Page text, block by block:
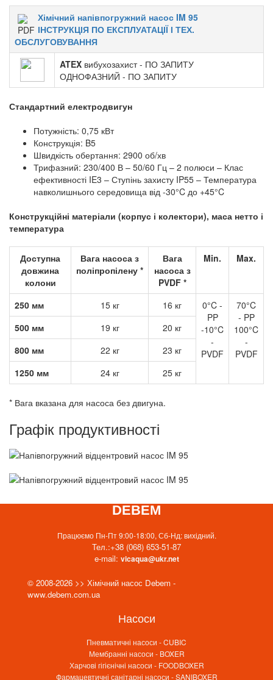
Хімічний напівпогружний насос IM 95
ІНСТРУКЦІЯ ПО ЕКСПЛУАТАЦІЇ І ТЕХ.
ОБСЛУГОВУВАННЯ
ATEX вибухозахист - ПО ЗАПИТУ
ОДНОФАЗНИЙ - ПО ЗАПИТУ
Стандартний електродвигун
Потужність: 0,75 кВт
Конструкція: B5
Швидкість обертання: 2900 об/хв
Трифазний: 230/400 В – 50/60 Гц – 2 полюси – Клас
ефективності IE3 – Ступінь захисту IP55 – Температура
навколишнього середовища від -30°C до +45°C
Конструкційні матеріали (корпус і колектори), маса нетто і
температура
Доступна
довжина
колони
Вага насоса з
поліпропілену *
Вага
насоса з
PVDF *
Min. Max.
250 мм 15 кг 16 кг
0°C -
PP
-10°C
-
PVDF
70°C
- PP
100°C
-
PVDF
500 мм 19 кг
20 кг
800 мм
22 кг
23 кг
1250 мм
24 кг 25 кг
* Вага вказана для насоса без двигуна.
Графік продуктивності
DEBEM
Працюємо Пн-Пт 9:00-18:00, Сб-Нд: вихідний.
Тел.:+38 (068) 653-51-87
e-mail: vicaqua@ukr.net
© 2008-2026 >> Хімічний насос Debem -
www.debem.com.ua
Насоси
Пневматичні насоси - CUBIC
Мембранні насоси - BOXER
Харчові гігієнічні насоси - FOODBOXER
Фармацевтичні санітарні насоси - SANIBOXER